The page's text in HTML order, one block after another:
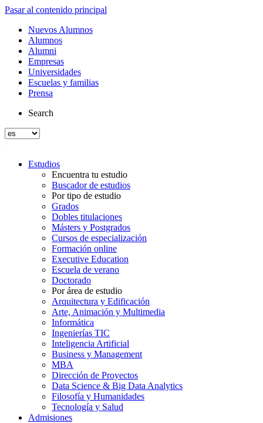
Pasar al contenido principal
Nuevos Alumnos
Alumnos
Alumni
Empresas
Universidades
Escuelas y familias
Prensa
Search
Estudios
Encuentra tu estudio
Buscador de estudios
Por tipo de estudio
Grados
Dobles titulaciones
Másters y Postgrados
Cursos de especialización
Formación online
Executive Education
Escuela de verano
Doctorado
Por área de estudio
Arquitectura y Edificación
Arte, Animación y Multimedia
Informática
Ingenierías TIC
Inteligencia Artificial
Business y Management
MBA
Dirección de Proyectos
Data Science & Big Data Analytics
Filosofía y Humanidades
Tecnología y Salud
Admisiones